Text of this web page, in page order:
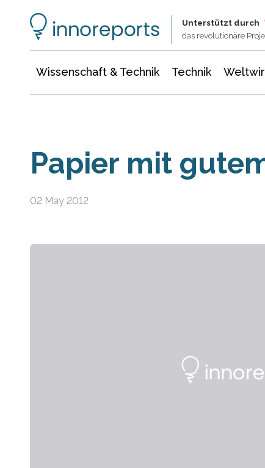
Unterstützt durch
das revolutionäre
Wissenschaft & Technik Technik
Papier mit
02 May 2012